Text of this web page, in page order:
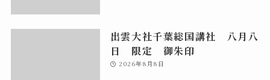
出雲大社千葉総国講社 八月八
日 限定 御朱印
2026年8月8日